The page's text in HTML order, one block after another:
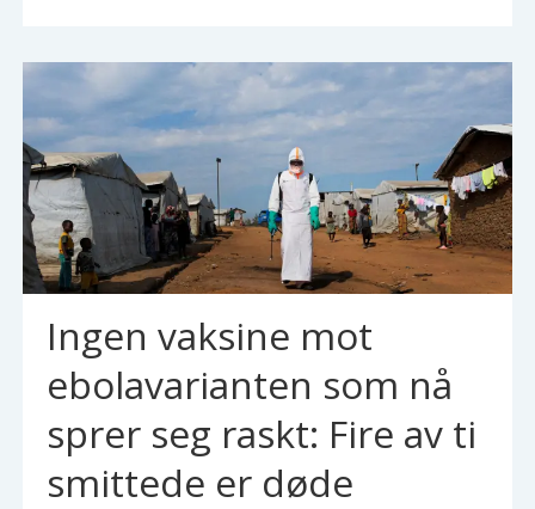
Ingen vaksine mot
ebolavarianten som nå
sprer seg raskt: Fire av ti
smittede er døde